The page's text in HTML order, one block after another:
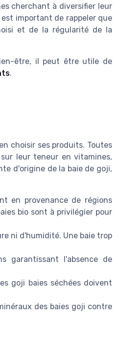
cherchant à diversifier leur
important de rappeler que
et de la régularité de la
être, il peut être utile de
.
choisir ses produits. Toutes
leur teneur en vitamines,
d'origine de la baie de goji,
en provenance de régions
bio sont à privilégier pour
ni d'humidité. Une baie trop
garantissant l'absence de
goji baies séchées doivent
des baies goji contre